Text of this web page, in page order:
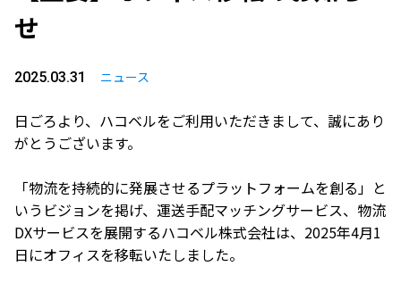
せ
2025.03.31 ニュース
日ごろより、ハコベルをご利用いただきまして、誠にあり
がとうございます。
「物流を持続的に発展させるプラットフォームを創る」と
いうビジョンを掲げ、運送手配マッチングサービス、物流
DXサービスを展開するハコベル株式会社は、2025年4月1
日にオフィスを移転いたしました。